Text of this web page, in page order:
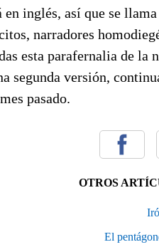
en inglés, así que se llama
narradores
esta parafernalia de la
segunda versión,
pasado.
OTROS
El